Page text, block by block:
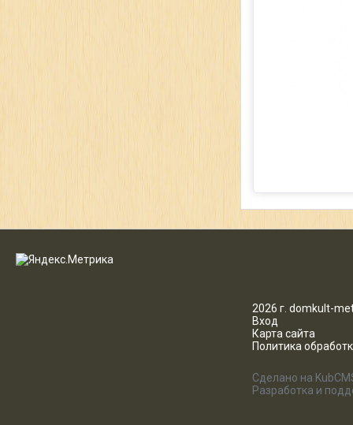
2026 г. domkult-
Вход
Карта сайта
Политика
Сделано на
Разработка и